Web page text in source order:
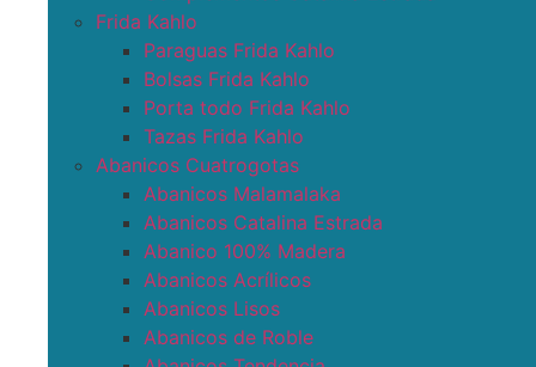
Frida Kahlo
Paraguas Frida Kahlo
Bolsas Frida Kahlo
Porta todo Frida Kahlo
Tazas Frida Kahlo
Abanicos Cuatrogotas
Abanicos Malamalaka
Abanicos Catalina Estrada
Abanico 100% Madera
Abanicos Acrílicos
Abanicos Lisos
Abanicos de Roble